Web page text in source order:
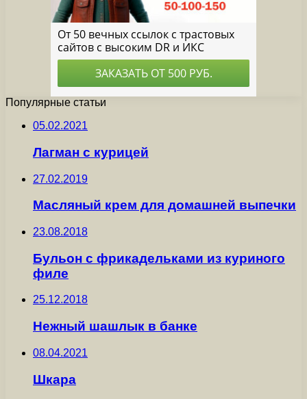
Популярные статьи
05.02.2021
Лагман с курицей
27.02.2019
Масляный крем для домашней выпечки
23.08.2018
Бульон с фрикадельками из куриного
филе
25.12.2018
Нежный шашлык в банке
08.04.2021
Шкара